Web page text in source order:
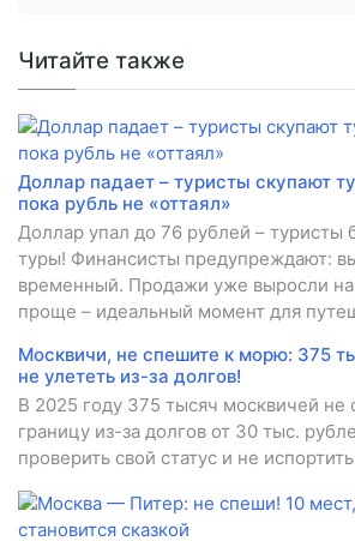
Читайте также
Доллар падает – туристы скупают
пока рубль не «оттаял»
Доллар упал до 76 рублей – туристы
туры! Финансисты предупреждают:
временный. Продажи уже выросли на
проще – идеальный момент для
Москвичи, не спешите к морю: 375
не улететь из-за долгов!
В 2025 году 375 тысяч москвичей не
границу из-за долгов от 30 тыс.
проверить свой статус и не